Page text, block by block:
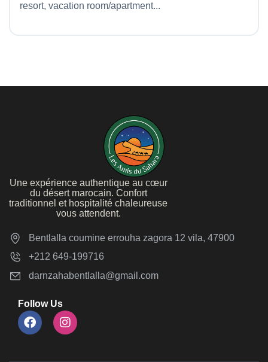
resort, vacation room/apartment...
Une expérience authentique au cœur
du désert marocain. Confort
traditionnel et hospitalité chaleureuse
vous attendent.
Bentlalla coumine errouha zagora 12 vila, 47900
+212 649-199716
darnzahabentlalla@gmail.com
Follow Us